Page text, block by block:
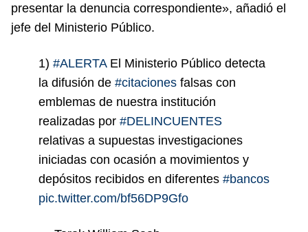
presentar la denuncia correspondiente», añadió el
jefe del Ministerio Público.
1) #ALERTAEl Ministerio Público detecta
la difusión de #citaciones falsas con
emblemas de nuestra institución
realizadas por #DELINCUENTES
relativas a supuestas investigaciones
iniciadas con ocasión a movimientos y
depósitos recibidos en diferentes #bancos
pic.twitter.com/bf56DP9Gfo